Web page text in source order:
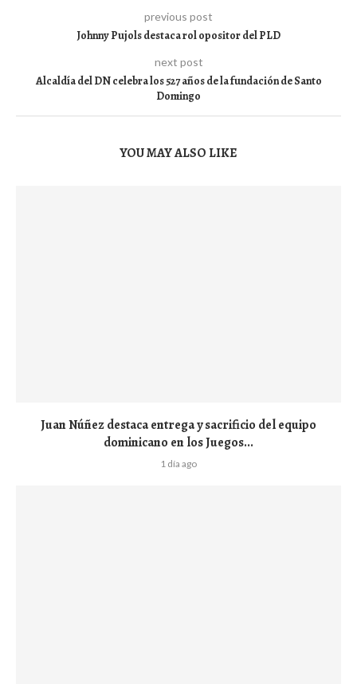
previous post
Johnny Pujols destaca rol opositor del PLD
next post
Alcaldía del DN celebra los 527 años de la fundación de Santo
Domingo
YOU MAY ALSO LIKE
Juan Núñez destaca entrega y sacrificio del equipo
dominicano en los Juegos...
1 día ago